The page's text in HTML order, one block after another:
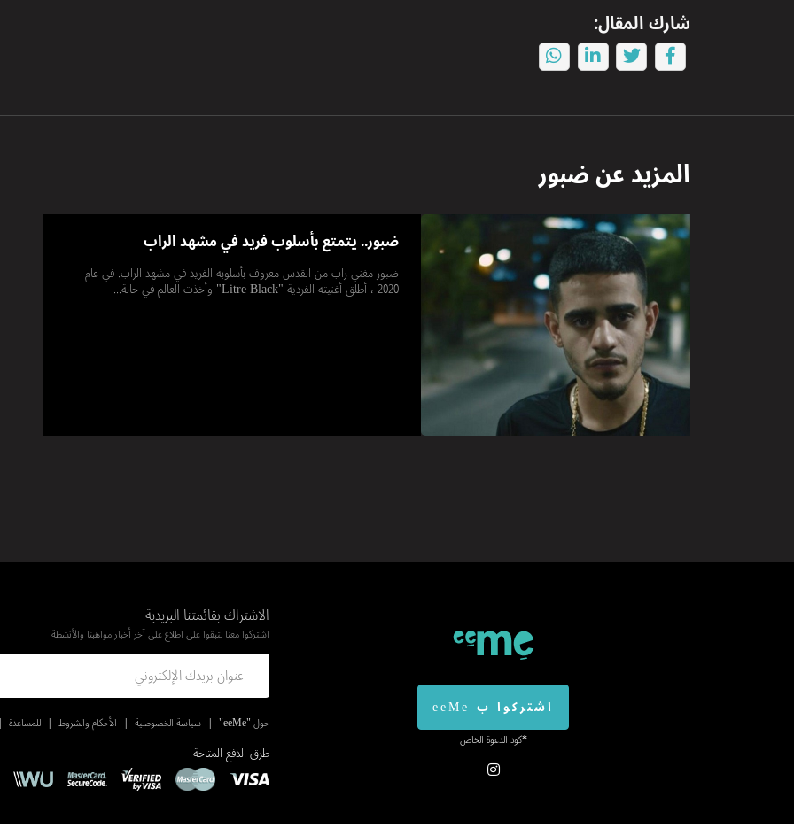
شارك المقال:
المزيد عنضبور
ضبور.. يتمتع بأسلوب فريد في مشهد الراب
ضبور مغني راب من القدس معروف بأسلوبه الفريد في مشهد الراب. في عام
2020 ، أطلق أغنيته الفردية "Litre Black" وأخذت العالم في حالة...
اشتركوا ب eeMe
*كود الدعوة الخاص
الاشتراك بقائمتنا البريدية
اشتركوا معنا لتبقوا على اطلاع على آخر أخبار مواهبنا والأنشطة
حول "eeMe" سياسة الخصوصية الأحكام والشروط للمساعدة
طرق الدفع المتاحة